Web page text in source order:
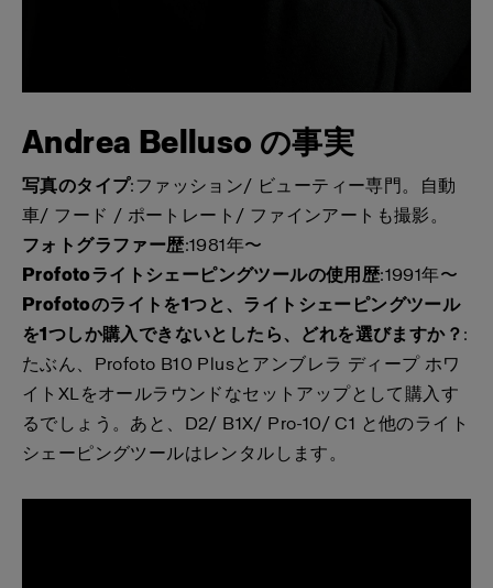
Andrea Belluso の事実
写真のタイプ:ファッション/ ビューティー専門。自動
車/ フード / ポートレート/ ファインアートも撮影。
フォトグラファー歴:1981年〜
Profotoライトシェーピングツールの使用歴:1991年〜
Profotoのライトを1つと、ライトシェーピングツール
を1つしか購入できないとしたら、どれを選びますか？ :
たぶん、Profoto B10 Plusとアンブレラ ディープ ホワ
イトXLをオールラウンドなセットアップとして購入す
るでしょう。あと、D2/ B1X/ Pro-10/ C1 と他のライト
シェーピングツールはレンタルします。